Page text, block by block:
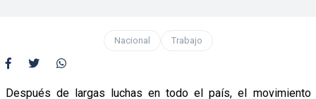
Nacional Trabajo
Después de largas luchas en todo el país, el movimiento